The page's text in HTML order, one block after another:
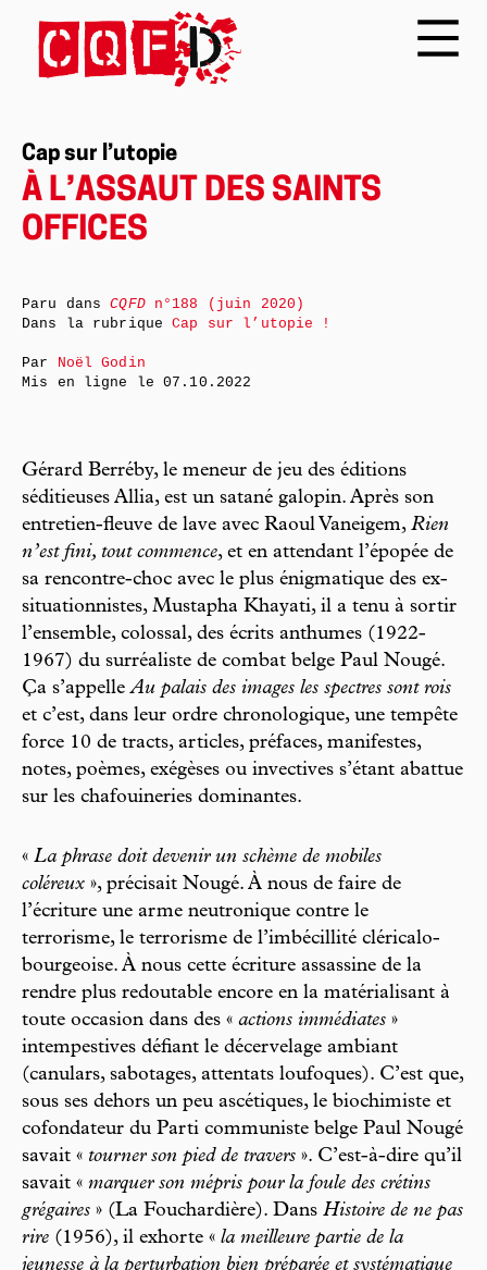
Cap sur l’utopie
À L’ASSAUT DES SAINTS
OFFICES
Gérard Berréby, le meneur de jeu des éditions
séditieuses Allia, est un satané galopin. Après son
entretien-fleuve de lave avec Raoul Vaneigem, Rien
n’est fini, tout commence, et en attendant l’épopée de
sa rencontre-choc avec le plus énigmatique des ex-
situationnistes, Mustapha Khayati, il a tenu à sortir
l’ensemble, colossal, des écrits anthumes (1922-
1967) du surréaliste de combat belge Paul Nougé.
Ça s’appelleAu palais des images les spectres sont rois
et c’est, dans leur ordre chronologique, une tempête
force 10 de tracts, articles, préfaces, manifestes,
notes, poèmes, exégèses ou invectives s’étant abattue
sur les chafouineries dominantes.
« La phrase doit devenir un schème de mobiles
coléreux », précisait Nougé. À nous de faire de
l’écriture une arme neutronique contre le
terrorisme, le terrorisme de l’imbécillité cléricalo-
bourgeoise. À nous cette écriture assassine de la
rendre plus redoutable encore en la matérialisant à
toute occasion dans des « actions immédiates »
intempestives défiant le décervelage ambiant
(canulars, sabotages, attentats loufoques). C’est que,
sous ses dehors un peu ascétiques, le biochimiste et
cofondateur du Parti communiste belge Paul Nougé
savait « tourner son pied de travers ». C’est-à-dire qu’il
savait « marquer son mépris pour la foule des crétins
grégaires » (La Fouchardière). Dans Histoire de ne pas
rire (1956), il exhorte « la meilleure partie de la
jeunesse à la perturbation bien préparée et systématique
Paru dansCQFDn°188 (juin 2020)
Dans la rubriqueCap sur l’utopie !
Par Noël Godin
Mis en ligne le07.10.2022